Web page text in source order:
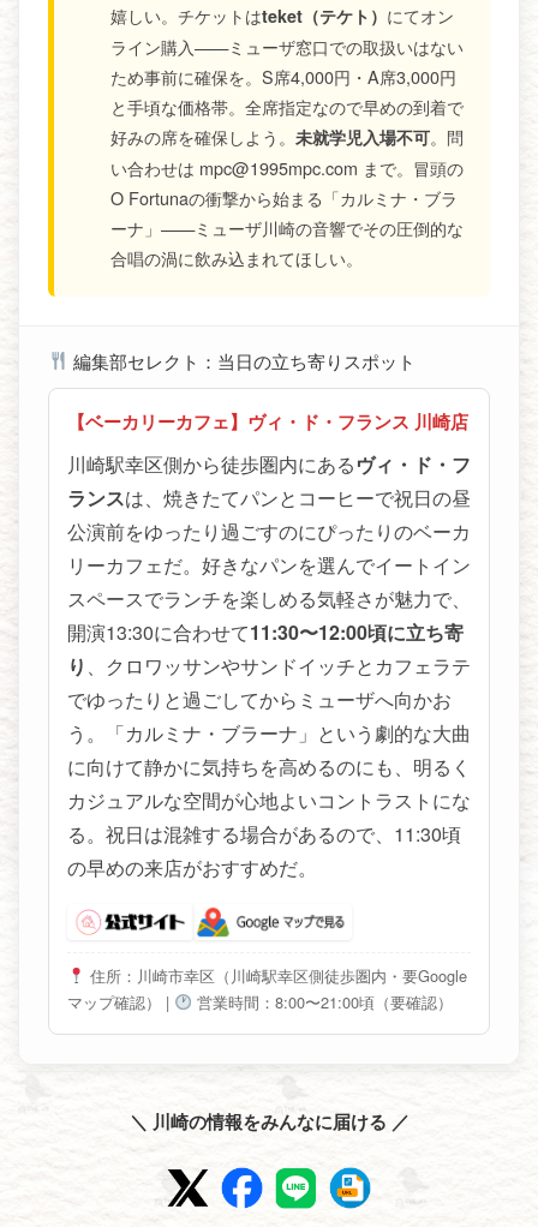
嬉しい。チケットはteket（テケト） にてオン
ライン購入——ミューザ窓口での取扱いはない
ため事前に確保を。S席4,000円・A席3,000円
と手頃な価格帯。全席指定なので早めの到着で
好みの席を確保しよう。未就学児入場不可。問
い合わせは mpc@1995mpc.com まで。冒頭の
O Fortunaの衝撃から始まる「カルミナ・ブラ
ーナ」——ミューザ川崎の音響でその圧倒的な
合唱の渦に飲み込まれてほしい。
編集部セレクト：当日の立ち寄りスポット
【ベーカリーカフェ】ヴィ・ド・フランス 川崎店
川崎駅幸区側から徒歩圏内にあるヴィ・ド・フ
ランスは、焼きたてパンとコーヒーで祝日の昼
公演前をゆったり過ごすのにぴったりのベーカ
リーカフェだ。好きなパンを選んでイートイン
スペースでランチを楽しめる気軽さが魅力で、
開演13:30に合わせて11:30〜12:00頃に立ち寄
り
、クロワッサンやサンドイッチとカフェラテ
でゆったりと過ごしてからミューザへ向かお
う。「カルミナ・ブラーナ」という劇的な大曲
に向けて静かに気持ちを高めるのにも、明るく
カジュアルな空間が心地よいコントラストにな
る。祝日は混雑する場合があるので、11:30頃
の早めの来店がおすすめだ。
住所：川崎市幸区（川崎駅幸区側徒歩圏内・要Google
マップ確認）
| 営業時間：8:00〜21:00頃（要確認）
＼ 川崎の情報をみんなに届ける ／